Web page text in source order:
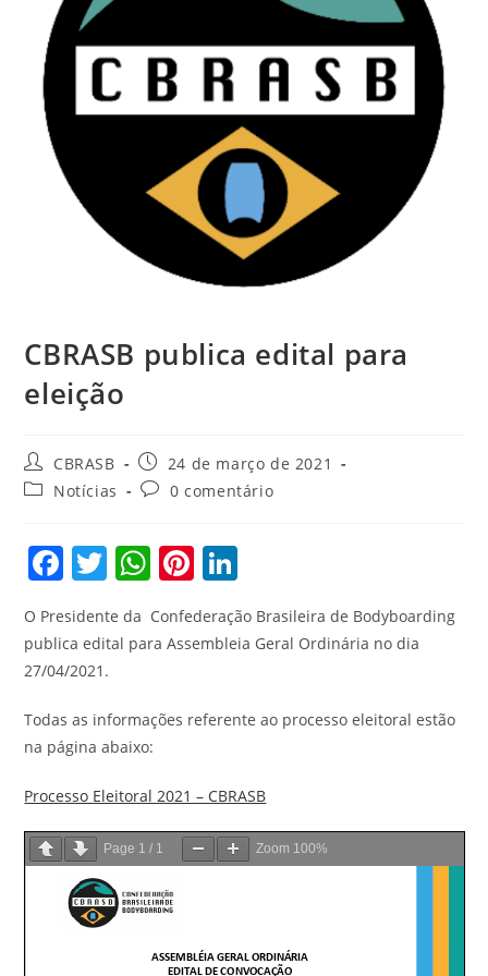
CBRASB publica edital para
eleição
Autor
do
post:
CBRASB
Post
publicado:
24 de março de 2021
Categoria
Notícias
Comentários
0 comentário
F
a
c
e
o
o
k
T
w
itt
er
W
at
A
p
Pi
nt
er
st
n
k
dI
n
O Presidente da Confederação Brasileira de Bodyboarding
publica edital para Assembleia Geral Ordinária no dia
27/04/2021.
Todas as informações referente ao processo eleitoral estão
na página abaixo:
Processo Eleitoral 2021 – CBRASB
Page 1 / 1 Zoom 100%